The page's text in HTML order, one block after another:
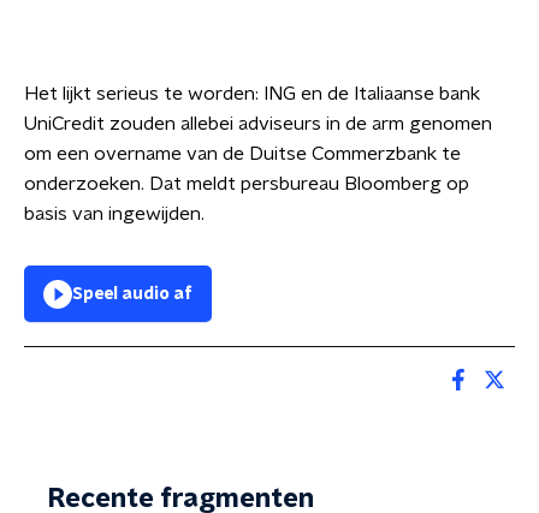
Het lijkt serieus te worden: ING en de Italiaanse bank
UniCredit zouden allebei adviseurs in de arm genomen
om een overname van de Duitse Commerzbank te
onderzoeken. Dat meldt persbureau Bloomberg op
basis van ingewijden.
Speel audio af
Recente fragmenten